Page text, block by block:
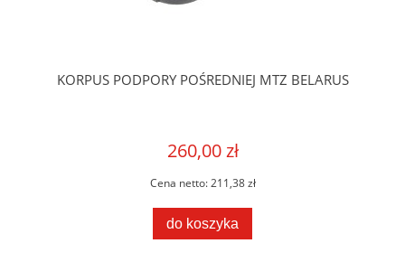
KORPUS PODPORY POŚREDNIEJ MTZ BELARUS
260,00 zł
Cena netto:211,38 zł
do koszyka